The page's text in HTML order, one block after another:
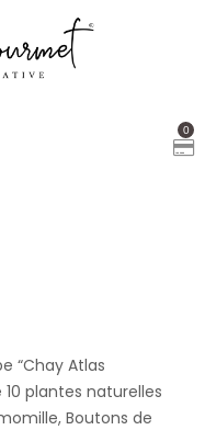
0
“Chay Atlas
plantes naturelles
Boutons de